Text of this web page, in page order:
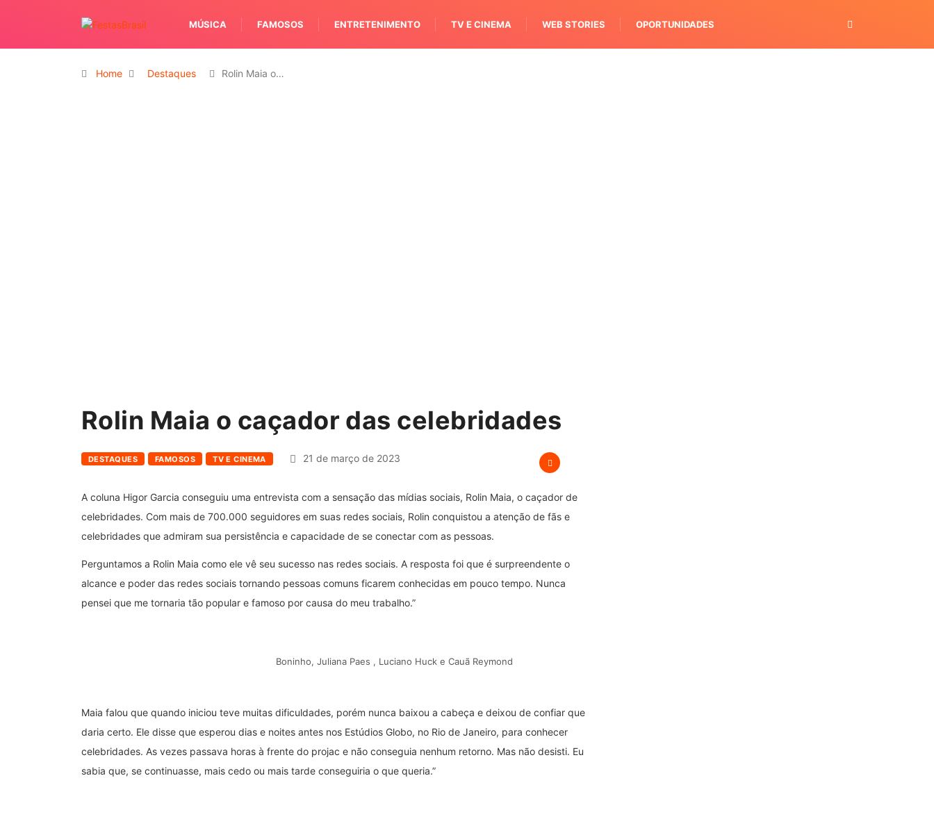
MÚSICA FAMOSOS ENTRETENIMENTO TV E CINEMA WEB STORIES OPORTUNIDADES
Home Destaques Rolin Maia o…
Rolin Maia o caçador das celebridades
DESTAQUES FAMOSOS TV E CINEMA 21 de março de 2023
A coluna Higor Garcia conseguiu uma entrevista com a sensação das mídias sociais, Rolin Maia, o caçador de
celebridades. Com mais de 700.000 seguidores em suas redes sociais, Rolin conquistou a atenção de fãs e
celebridades que admiram sua persistência e capacidade de se conectar com as pessoas.
Perguntamos a Rolin Maia como ele vê seu sucesso nas redes sociais. A resposta foi que é surpreendente o
alcance e poder das redes sociais tornando pessoas comuns ficarem conhecidas em pouco tempo. Nunca
pensei que me tornaria tão popular e famoso por causa do meu trabalho.”
Boninho, Juliana Paes , Luciano Huck e Cauã Reymond
Maia falou que quando iniciou teve muitas dificuldades, porém nunca baixou a cabeça e deixou de confiar que
daria certo. Ele disse que esperou dias e noites antes nos Estúdios Globo, no Rio de Janeiro, para conhecer
celebridades. As vezes passava horas à frente do projac e não conseguia nenhum retorno. Mas não desisti. Eu
sabia que, se continuasse, mais cedo ou mais tarde conseguiria o que queria.”